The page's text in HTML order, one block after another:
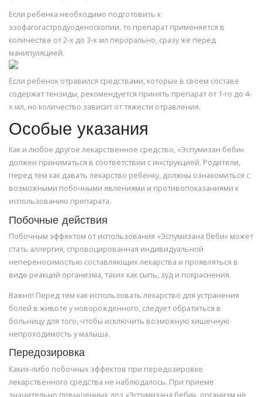
Если ребенка необходимо подготовить к
эзофагогастродуоденоскопии, то препарат применяется в
количестве от 2-х до 3-х мл перорально, сразу же перед
манипуляцией.
Если ребенок отравился средствами, которые в своем составе
содержат тензиды, рекомендуется принять препарат от 1-го до 4-
х мл, но количество зависит от тяжести отравления.
Особые указания
Как и любое другое лекарственное средство, «Эспумизан беби»
должен приниматься в соответствии с инструкцией. Родители,
перед тем как давать лекарство ребенку, должны ознакомиться с
возможными побочными явлениями и противопоказаниями к
использованию препарата.
Побочные действия
Побочным эффектом от использования «Эспумизана беби» может
стать аллергия, спровоцированная индивидуальной
непереносимостью составляющих лекарства и проявляться в
виде реакций организма, таких как сыпь, зуд и покраснения.
Важно! Перед тем как использовать лекарство для устранения
болей в животе у новорожденного, следует обратиться в
больницу для того, чтобы исключить возможную кишечную
непроходимость у малыша.
Передозировка
Каких-либо побочных эффектов при передозировке
лекарственного средства не наблюдалось. При приеме
значительно повышенных доз «Эспумизана беби», организм не